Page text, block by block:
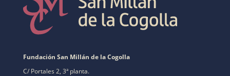
Fundación San Millán de la Cogolla
C/ Portales 2, 3ª planta.